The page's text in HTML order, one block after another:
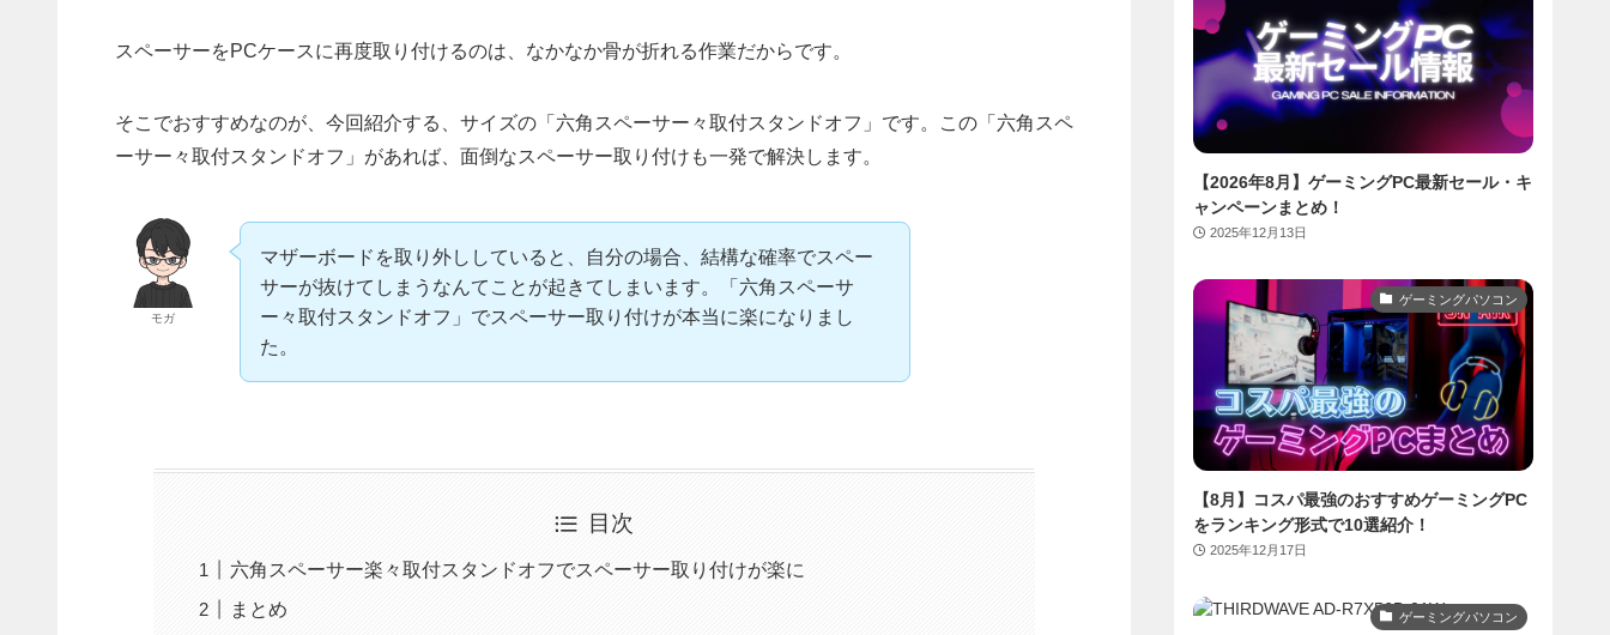
スペーサーをPCケースに再度取り付けるのは、なかなか骨が折れる作業だからです。
そこでおすすめなのが、今回紹介する、サイズの「六角スペーサー々取付スタンドオフ」です。この「六角スペ
ーサー々取付スタンドオフ」があれば、面倒なスペーサー取り付けも一発で解決します。
モガ
マザーボードを取り外ししていると、自分の場合、結構な確率でスペー
サーが抜けてしまうなんてことが起きてしまいます。「六角スペーサ
ー々取付スタンドオフ」でスペーサー取り付けが本当に楽になりまし
た。
目次
六角スペーサー楽々取付スタンドオフでスペーサー取り付けが楽に
まとめ
【2026年8月】ゲーミングPC最新セール・キ
ャンペーンまとめ！
2025年12月13日
ゲーミングパソコン
【8月】コスパ最強のおすすめゲーミングPC
をランキング形式で10選紹介！
2025年12月17日
ゲーミングパソコン